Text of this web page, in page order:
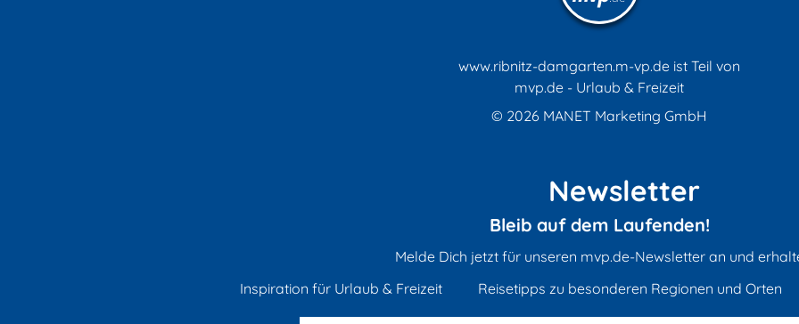
www.ribnitz-damgarten.m-vp.de ist Teil von
mvp.de - Urlaub & Freizeit
© 2026 MANET Marketing GmbH
Newsletter
Bleib auf dem Laufenden!
Melde Dich jetzt für unseren mvp.de-Newsletter an und
Inspiration für Urlaub & Freizeit
Reisetipps zu besonderen Regionen und Orten